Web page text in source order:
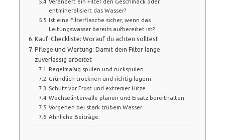
entmineralisiert das Wasser?
Ist eine Filterflasche sicher, wenn das
Leitungswasser bereits aufbereitet ist?
Kauf-Checkliste: Worauf du achten solltest
Pflege und Wartung: Damit dein Filter lange
zuverlässig arbeitet
Regelmäßig spülen und rückspülen
Gründlich trocknen und richtig lagern
Schutz vor Frost und extremer Hitze
Wechselintervalle planen und Ersatz bereithalten
Vorgehen bei stark trübem Wasser
Ähnliche Beiträge: